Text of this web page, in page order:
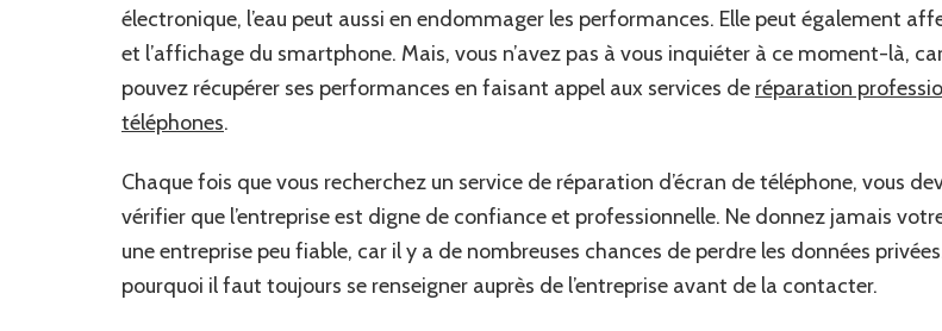
électronique, l’eau peut aussi en endommager les performances. Elle peut également
et l’affichage du smartphone. Mais, vous n’avez pas à vous inquiéter à ce moment-là,
pouvez récupérer ses performances en faisant appel aux services de réparation
téléphones.
Chaque fois que vous recherchez un service de réparation d’écran de téléphone, vous
vérifier que l’entreprise est digne de confiance et professionnelle. Ne donnez jamais
une entreprise peu fiable, car il y a de nombreuses chances de perdre les données privées.
pourquoi il faut toujours se renseigner auprès de l’entreprise avant de la contacter.